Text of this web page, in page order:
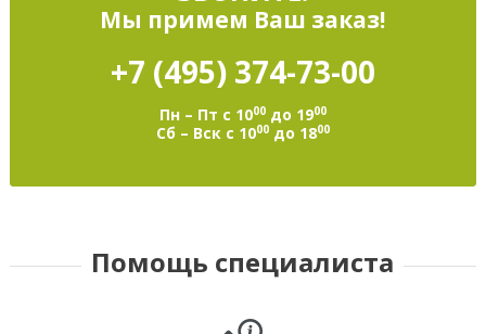
Мы примем Ваш заказ!
+7 (495) 374-73-00
Пн – Пт с 1000до 1900
Сб – Вск с 1000до 1800
Помощь специалиста